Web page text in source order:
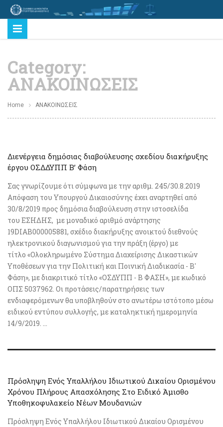
Category:
ΑΝΑΚΟΙΝΩΣΕΙΣ
Home ΑΝΑΚΟΙΝΩΣΕΙΣ
Διενέργεια δημόσιας διαβούλευσης σχεδίου διακήρυξης
έργου ΟΣΔΔΥΠΠ Β’ Φάση
Σας γνωρίζουμε ότι σύμφωνα με την αριθμ. 245/30.8.2019
Απόφαση του Υπουργού Δικαιοσύνης έχει αναρτηθεί από
30/8/2019 προς δημόσια διαβούλευση στην ιστοσελίδα
του ΕΣΗΔΗΣ, με μοναδικό αριθμό ανάρτησης
19DIAB000005881, σχέδιο διακήρυξης ανοικτού διεθνούς
ηλεκτρονικού διαγωνισμού για την πράξη (έργο) με
τίτλο «Ολοκληρωμένο Σύστημα Διαχείρισης Δικαστικών
Υποθέσεων για την Πολιτική και Ποινική Διαδικασία - Β'
Φάση», με διακριτικό τίτλο «ΟΣΔΥΠΠ - Β ΦΑΣΗ», με κωδικό
ΟΠΣ 5037962. Οι προτάσεις/παρατηρήσεις των
ενδιαφερόμενων θα υποβληθούν στο ανωτέρω ιστότοπο μέσω
ειδικού εντύπου συλλογής, με καταληκτική ημερομηνία
14/9/2019. ...
Πρόσληψη Ενός Υπαλλήλου Ιδιωτικού Δικαίου Ορισμένου
Χρόνου Πλήρους Απασχόλησης Στο Ειδικό Άμισθο
Υποθηκοφυλακείο Νέων Μουδανιών
Πρόσληψη Ενός Υπαλλήλου Ιδιωτικού Δικαίου Ορισμένου